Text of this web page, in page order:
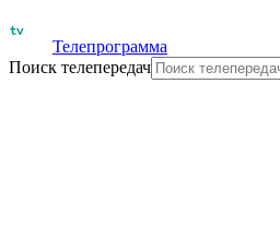
Телепрограмма
Поиск телепередач